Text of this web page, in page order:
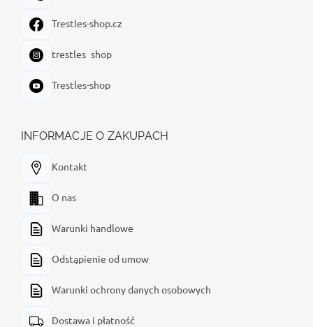
Trestles-shop.cz
trestles_shop
Trestles-shop
INFORMACJE O ZAKUPACH
Kontakt
O nas
Warunki handlowe
Odstąpienie od umow
Warunki ochrony danych osobowych
Dostawa i płatność